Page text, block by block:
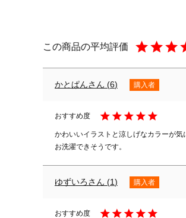
かとぱん 6 購入者
かわいいイラストと涼しげなカラーが
お洗濯できそうです。
ゆずいろ 1 購入者